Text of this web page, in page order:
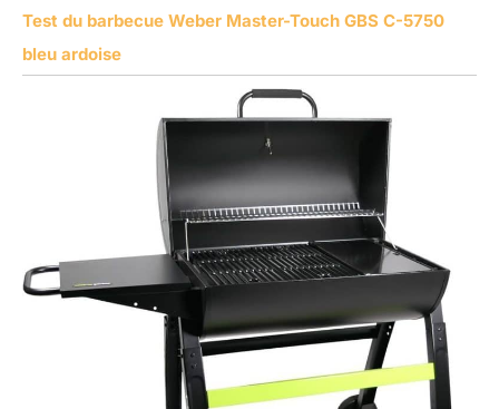
Test du barbecue Weber Master-Touch GBS C-5750
bleu ardoise